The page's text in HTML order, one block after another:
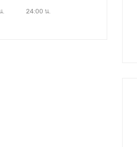
.
24:00 น.